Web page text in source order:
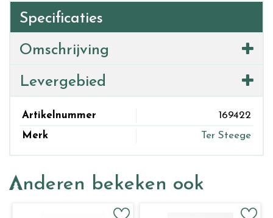
Specificaties
Omschrijving
Levergebied
Artikelnummer
169422
Merk
Ter Steege
Anderen bekeken ook